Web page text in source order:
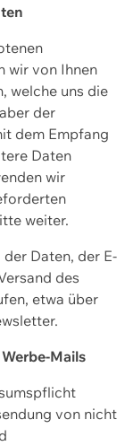
wir von Ihnen
welche uns die
der
dem Empfang
Daten
wir
weiter.
Daten, der E-
des
etwa über
Mails
von nicht